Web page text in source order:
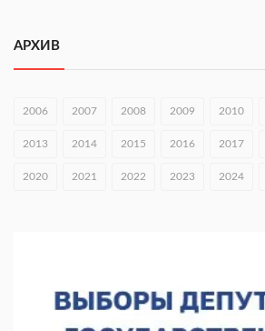
В Сеченовском округе открыт лагерь
Тульские мастера и сегодня куют
строительства
АРХИВ
2006 2007 2008 2009 2010
2013 2014 2015 2016 2017
2020 2021 2022 2023 2024